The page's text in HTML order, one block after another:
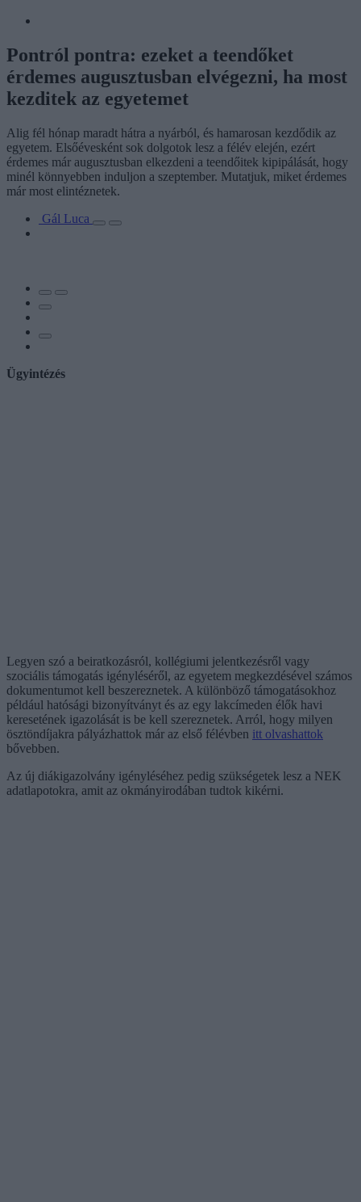
Pontról pontra: ezeket a teendőket
érdemes augusztusban elvégezni, ha most
kezditek az egyetemet
Alig fél hónap maradt hátra a nyárból, és hamarosan kezdődik az
egyetem. Elsőévesként sok dolgotok lesz a félév elején, ezért
érdemes már augusztusban elkezdeni a teendőitek kipipálását, hogy
minél könnyebben induljon a szeptember. Mutatjuk, miket érdemes
már most elintéznetek.
Gál Luca
Ügyintézés
Legyen szó a beiratkozásról, kollégiumi jelentkezésről vagy
szociális támogatás igényléséről, az egyetem megkezdésével számos
dokumentumot kell beszereznetek. A különböző támogatásokhoz
például hatósági bizonyítványt és az egy lakcímeden élők havi
keresetének igazolását is be kell szereznetek. Arról, hogy milyen
ösztöndíjakra pályázhattok már az első félévben itt olvashattok
bővebben.
Az új diákigazolvány igényléséhez pedig szükségetek lesz a NEK
adatlapotokra, amit az okmányirodában tudtok kikérni.